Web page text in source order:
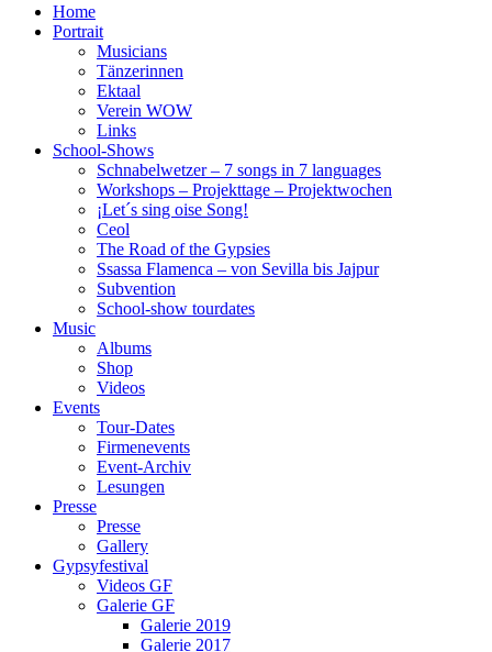
Home
Portrait
Musicians
Tänzerinnen
Ektaal
Verein WOW
Links
School-Shows
Schnabelwetzer – 7 songs in 7 languages
Workshops – Projekttage – Projektwochen
¡Let´s sing oise Song!
Ceol
The Road of the Gypsies
Ssassa Flamenca – von Sevilla bis Jajpur
Subvention
School-show tourdates
Music
Albums
Shop
Videos
Events
Tour-Dates
Firmenevents
Event-Archiv
Lesungen
Presse
Presse
Gallery
Gypsyfestival
Videos GF
Galerie GF
Galerie 2019
Galerie 2017